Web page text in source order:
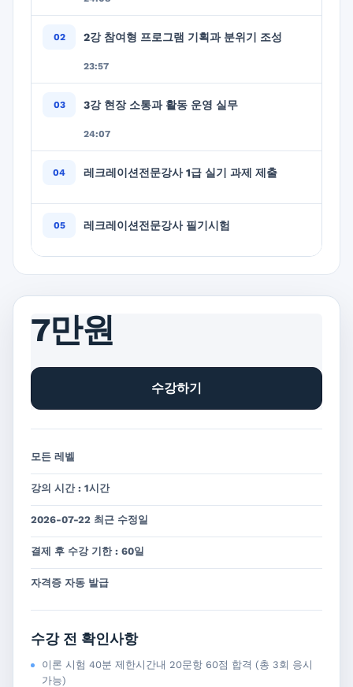
2강 참여형 프로그램 기획과 분위기 조성
23:57
3강 현장 소통과 활동 운영 실무
24:07
레크레이션전문강사 1급 실기 과제 제출
레크레이션전문강사 필기시험
7만원
수강하기
모든 레벨
강의 시간 : 1시간
2026-07-22 최근 수정일
결제 후 수강 기한 : 60일
자격증 자동 발급
수강 전 확인사항
이론 시험 40분 제한시간내 20문항 60점 합격 (총 3회 응시
가능)